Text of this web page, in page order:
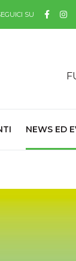
SU
NEWS ED